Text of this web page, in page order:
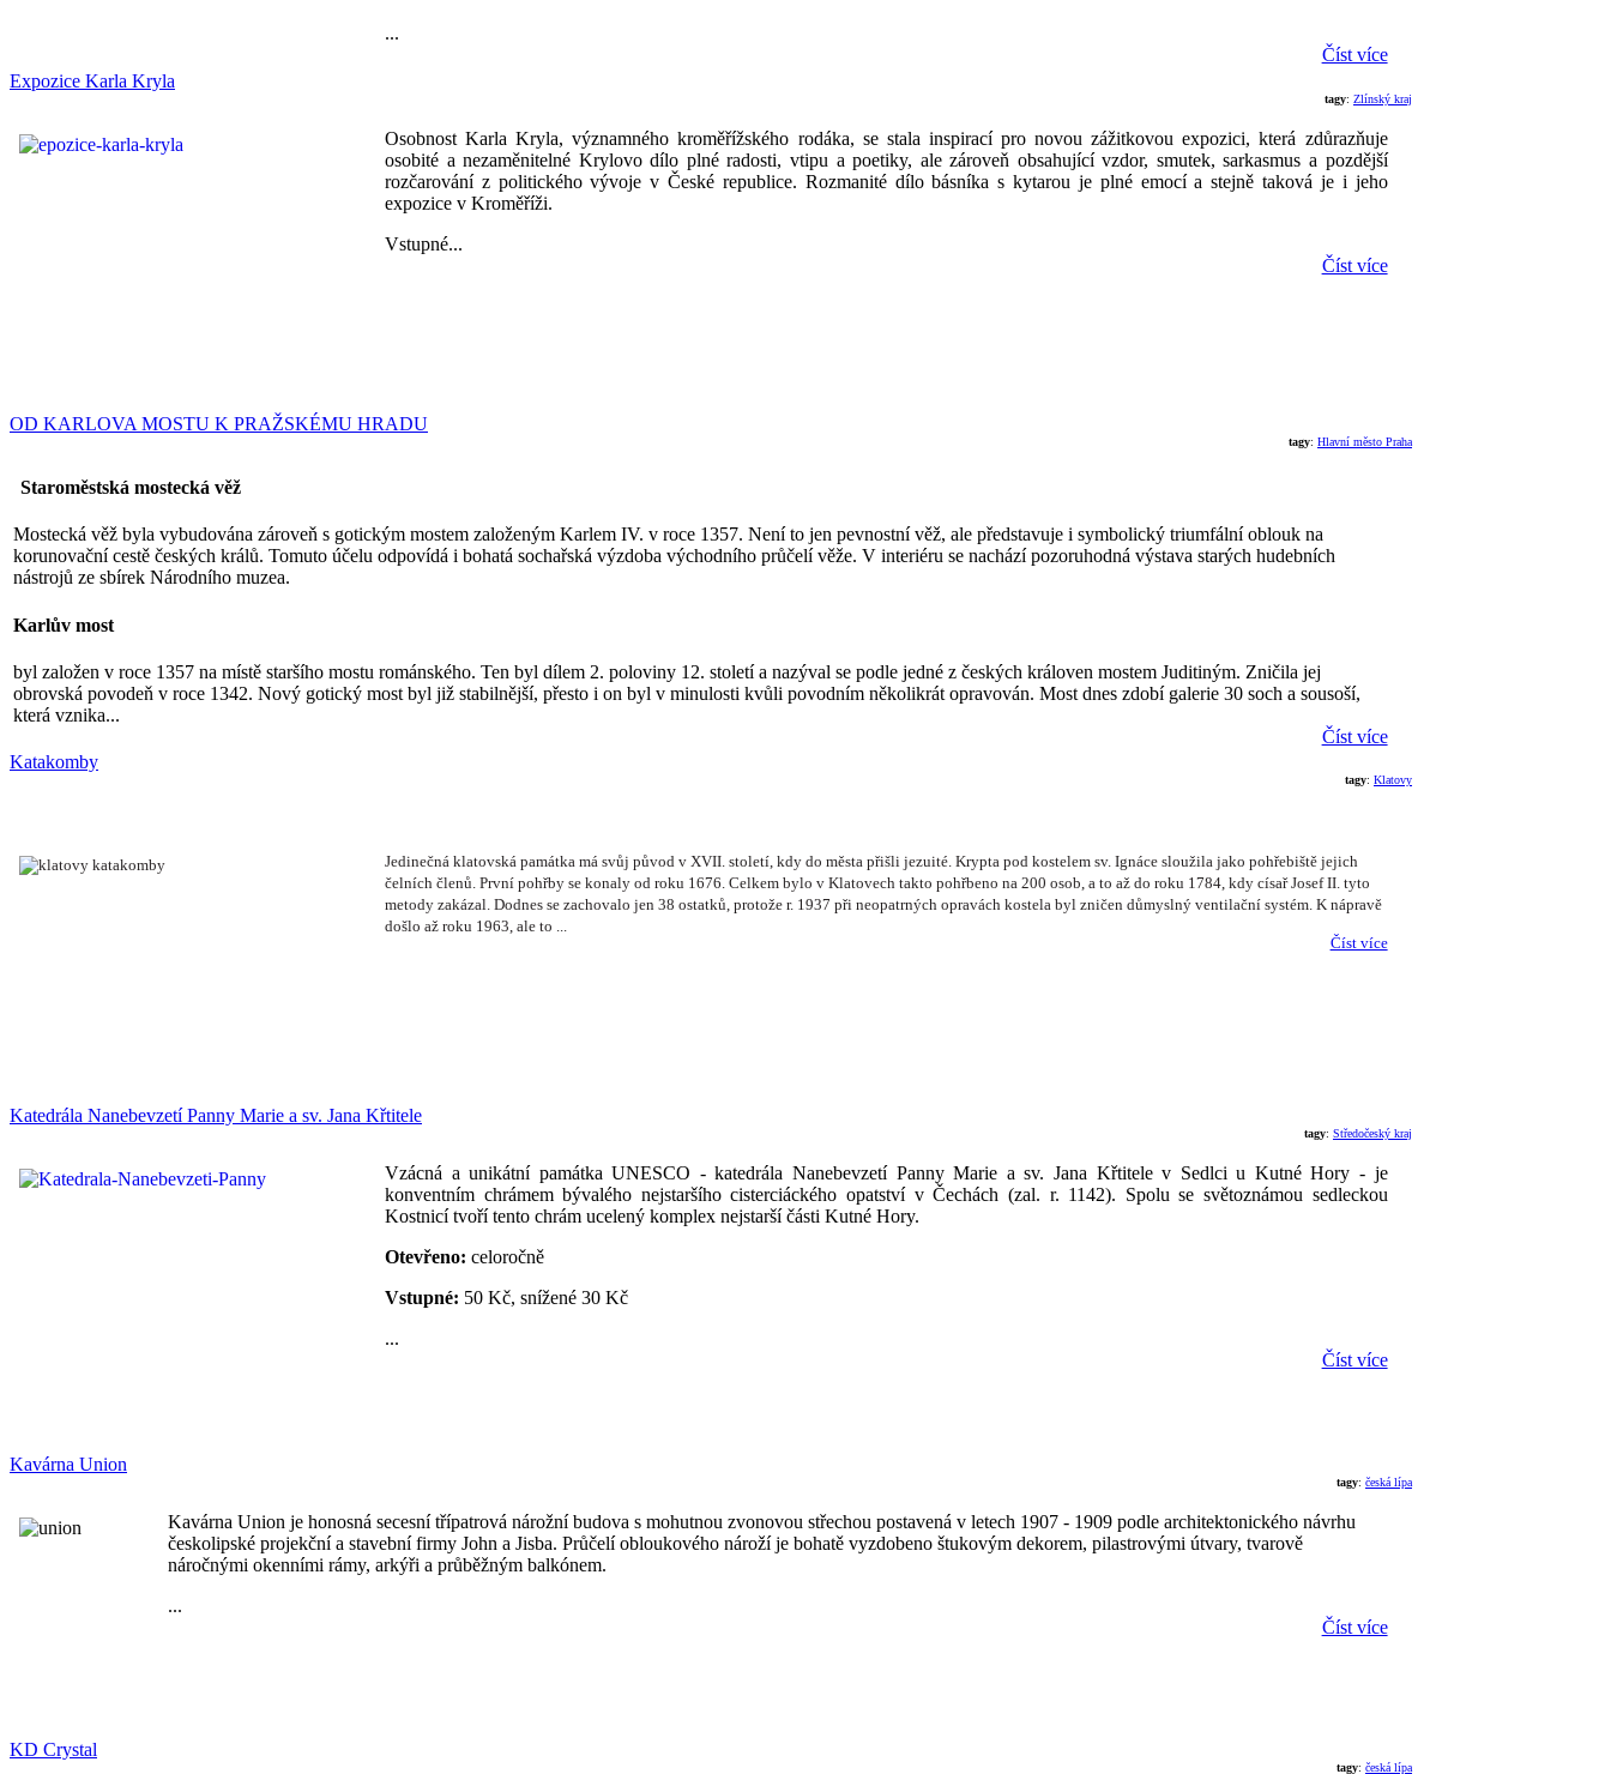
...
Číst více
tagy: Zlínský kraj
Expozice Karla Kryla
Osobnost Karla Kryla, významného kroměřížského rodáka, se stala inspirací pro novou zážitkovou expozici, která zdůrazňuje
osobité a nezaměnitelné Krylovo dílo plné radosti, vtipu a poetiky, ale zároveň obsahující vzdor, smutek, sarkasmus a pozdější
rozčarování z politického vývoje v České republice. Rozmanité dílo básníka s kytarou je plné emocí a stejně taková je i jeho
expozice v Kroměříži.
Vstupné...
Číst více
tagy: Hlavní město Praha
OD KARLOVA MOSTU K PRAŽSKÉMU HRADU
Staroměstská mostecká věž
Mostecká věž byla vybudována zároveň s gotickým mostem založeným Karlem IV. v roce 1357. Není to jen pevnostní věž, ale představuje i symbolický triumfální oblouk na
korunovační cestě českých králů. Tomuto účelu odpovídá i bohatá sochařská výzdoba východního průčelí věže. V interiéru se nachází pozoruhodná výstava starých hudebních
nástrojů ze sbírek Národního muzea.
Karlův most
byl založen v roce 1357 na místě staršího mostu románského. Ten byl dílem 2. poloviny 12. století a nazýval se podle jedné z českých královen mostem Juditiným. Zničila jej
obrovská povodeň v roce 1342. Nový gotický most byl již stabilnější, přesto i on byl v minulosti kvůli povodním několikrát opravován. Most dnes zdobí galerie 30 soch a sousoší,
která vznika...
Číst více
tagy: Klatovy
Katakomby
Jedinečná klatovská památka má svůj původ v XVII. století, kdy do města přišli jezuité. Krypta pod kostelem sv. Ignáce sloužila jako pohřebiště jejich
čelních členů. První pohřby se konaly od roku 1676. Celkem bylo v Klatovech takto pohřbeno na 200 osob, a to až do roku 1784, kdy císař Josef II. tyto
metody zakázal. Dodnes se zachovalo jen 38 ostatků, protože r. 1937 při neopatrných opravách kostela byl zničen důmyslný ventilační systém. K nápravě
došlo až roku 1963, ale to ...
Číst více
tagy: Středočeský kraj
Katedrála Nanebevzetí Panny Marie a sv. Jana Křtitele
Vzácná a unikátní památka UNESCO - katedrála Nanebevzetí Panny Marie a sv. Jana Křtitele v Sedlci u Kutné Hory - je
konventním chrámem bývalého nejstaršího cisterciáckého opatství v Čechách (zal. r. 1142). Spolu se světoznámou sedleckou
Kostnicí tvoří tento chrám ucelený komplex nejstarší části Kutné Hory.
Otevřeno: celoročně
Vstupné: 50 Kč, snížené 30 Kč
...
Číst více
tagy: česká lípa
Kavárna Union
Kavárna Union je honosná secesní třípatrová nárožní budova s mohutnou zvonovou střechou postavená v letech 1907 - 1909 podle architektonického návrhu
českolipské projekční a stavební firmy John a Jisba. Průčelí obloukového nároží je bohatě vyzdobeno štukovým dekorem, pilastrovými útvary, tvarově
náročnými okenními rámy, arkýři a průběžným balkónem.
...
Číst více
tagy: česká lípa
KD Crystal